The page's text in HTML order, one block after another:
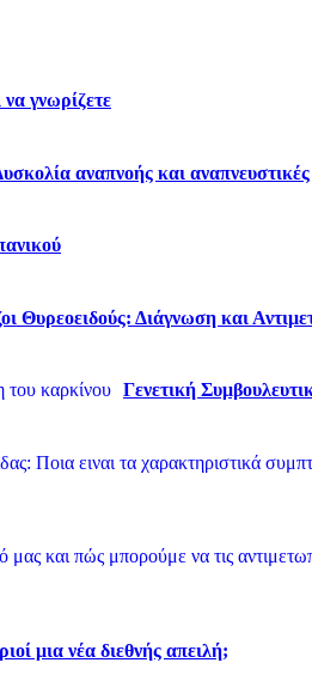
γνωρίζετε
αναπνοής και αναπνευστικές
Θυρεοειδούς: Διάγνωση και
Γενετική
μια νέα διεθνής απειλή;